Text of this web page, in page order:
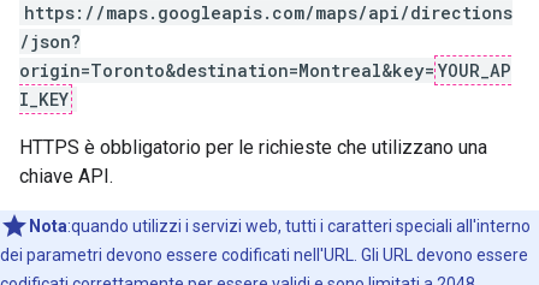
https://maps.googleapis.com/maps/api/directions
/json?
origin=Toronto&destination=Montreal&key= YOUR_AP
I_KEY
HTTPS è obbligatorio per le richieste che utilizzano una
chiave API.
Nota:quando utilizzi i servizi web, tutti i caratteri speciali all'interno
dei parametri devono essere codificati nell'URL. Gli URL devono essere